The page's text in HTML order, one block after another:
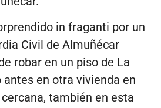
in fraganti por un
Civil de Almuñécar
robar en un piso de La
antes en otra vivienda en
también en esta